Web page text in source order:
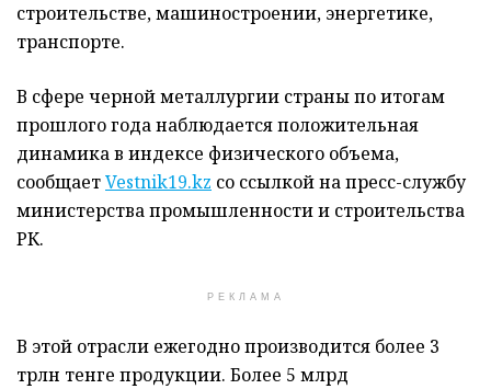
строительстве, машиностроении, энергетике,
транспорте.
В сфере черной металлургии страны по итогам
прошлого года наблюдается положительная
динамика в индексе физического объема,
сообщаетVestnik19.kz со ссылкой на пресс-службу
министерства промышленности и строительства
РК.
РЕКЛАМА
В этой отрасли ежегодно производится более 3
трлн тенге продукции. Более 5 млрд